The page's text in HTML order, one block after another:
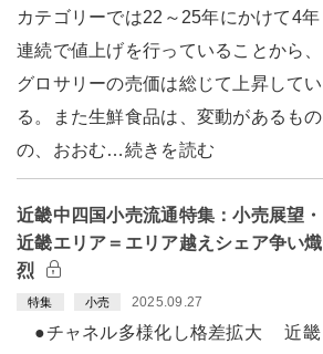
カテゴリーでは22～25年にかけて4年
連続で値上げを行っていることから、
グロサリーの売価は総じて上昇してい
る。また生鮮食品は、変動があるもの
の、おおむ…続きを読む
近畿中四国小売流通特集：小売展望・
近畿エリア＝エリア越えシェア争い熾
烈
特集 小売 2025.09.27
●チャネル多様化し格差拡大 近畿